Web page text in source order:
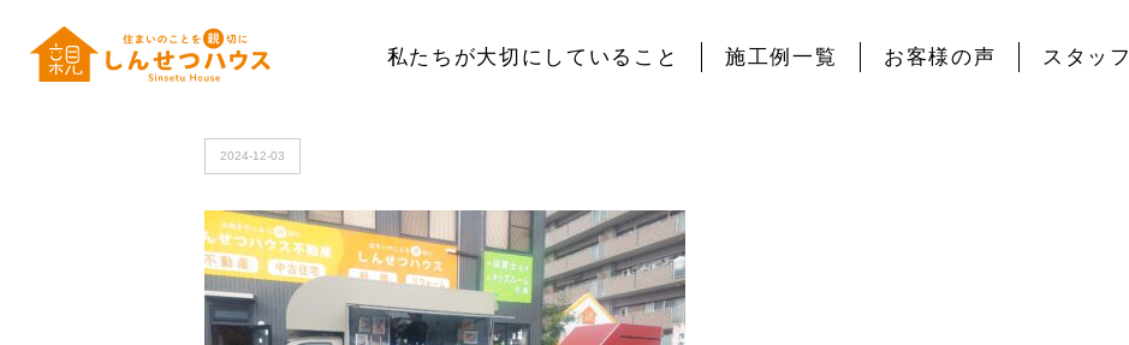
私たちが大切にしていること 施工例一覧 お客様の声 スタッフ
HOME >20241124_092524
2024-12-03